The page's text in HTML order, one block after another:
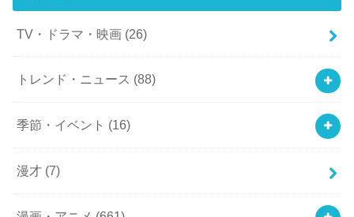
TV・ドラマ・映画 (26)
トレンド・ニュース (88)
季節・イベント (16)
漫才 (7)